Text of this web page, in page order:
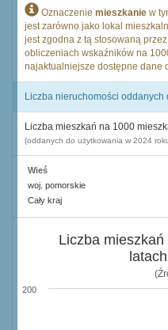
Oznaczenie mieszkanie w
jest zarówno jako lokal
jest zgodna z tą stosowaną
obliczeniach wskaźników na
najaktualniejsze dostępne dane
Liczba nieruchomości
Liczba mieszkań na 1000
(oddanych do użytkowania w 2024
Wieś
woj. pomorskie
Cały kraj
Liczba
200